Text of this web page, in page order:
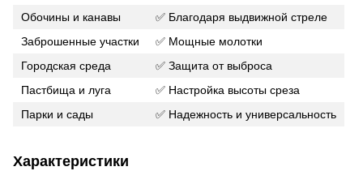
Обочины и канавы
✅ Благодаря выдвижной стреле
Заброшенные участки
✅ Мощные молотки
Городская среда
✅ Защита от выброса
Пастбища и луга
✅ Настройка высоты среза
Парки и сады
✅ Надежность и универсальность
Характеристики